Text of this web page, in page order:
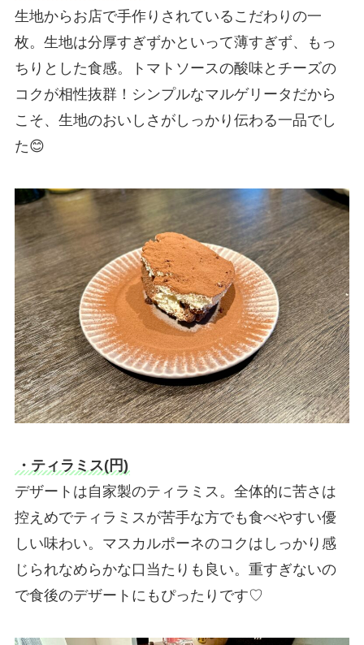
生地からお店で手作りされているこだわりの一
枚。生地は分厚すぎずかといって薄すぎず、もっ
ちりとした食感。トマトソースの酸味とチーズの
コクが相性抜群！シンプルなマルゲリータだから
こそ、生地のおいしさがしっかり伝わる一品でし
た😊
・ティラミス(円)
デザートは自家製のティラミス。全体的に苦さは
控えめでティラミスが苦手な方でも食べやすい優
しい味わい。マスカルポーネのコクはしっかり感
じられなめらかな口当たりも良い。重すぎないの
で食後のデザートにもぴったりです♡